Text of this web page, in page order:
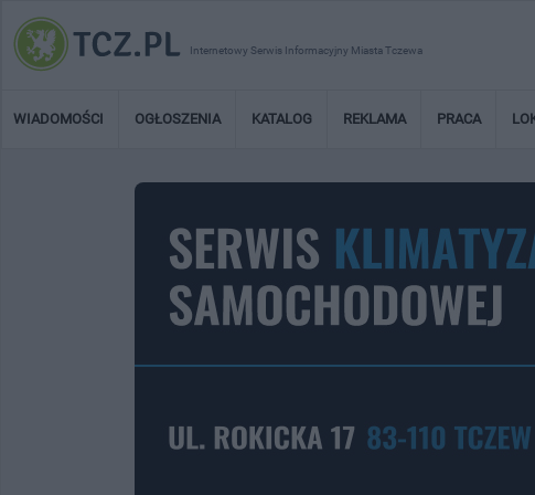
Internetowy Serwis Informacyjny Miasta Tczewa
WIADOMOŚCI OGŁOSZENIA KATALOG REKLAMA PRACA